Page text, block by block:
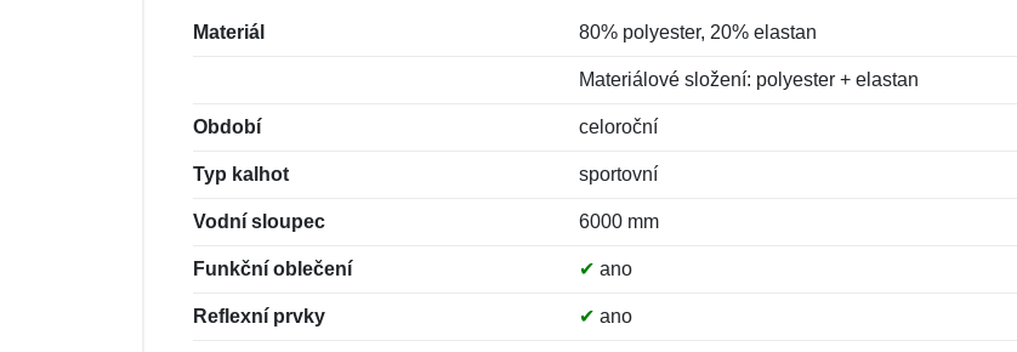
Materiál 80% polyester, 20% elastan
Materiálové složení: polyester + elastan
Období celoroční
Typ kalhot sportovní
Vodní sloupec 6000 mm
Funkční oblečení ✔ ano
Reflexní prvky ✔ ano